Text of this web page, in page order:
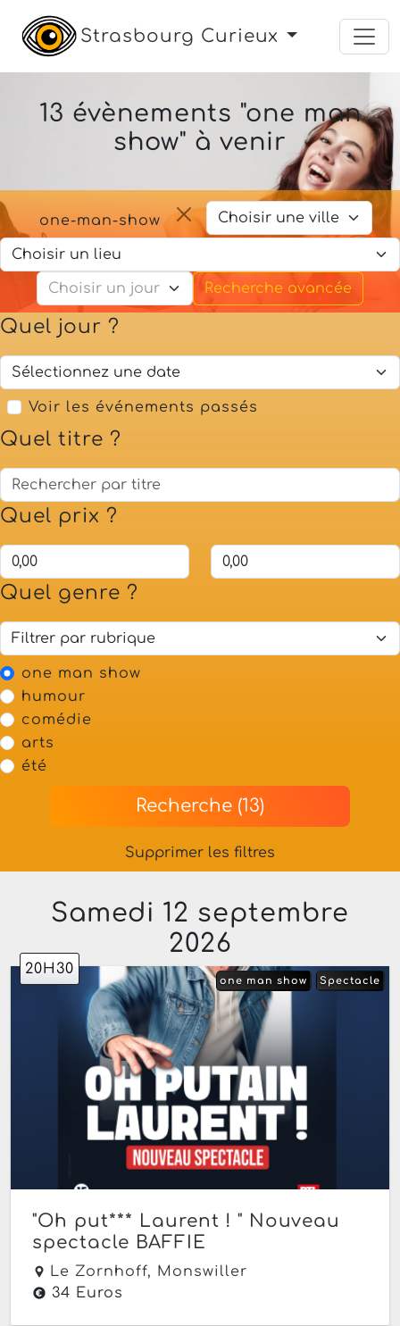
Strasbourg Curieux
13 évènements "one man
show" à venir
one-man-show
Recherche avancée
Quel jour ?
Voir les événements passés
Quel titre ?
Quel prix ?
Quel genre ?
one man show
humour
comédie
arts
été
Recherche (13)
Supprimer les filtres
Samedi 12 septembre
2026
20H30
Spectacle
one man show
"Oh put*** Laurent ! " Nouveau
spectacle BAFFIE
Le Zornhoff, Monswiller
34 Euros